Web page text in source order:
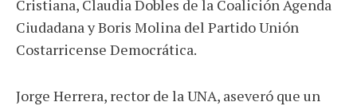
Cristiana, Claudia Dobles de la Coalición Agenda
Ciudadana y Boris Molina del Partido Unión
Costarricense Democrática.
Jorge Herrera, rector de la UNA, aseveró que un